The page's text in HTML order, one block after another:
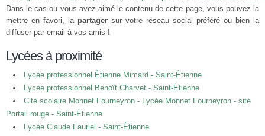
Dans le cas ou vous avez aimé le contenu de cette page, vous pouvez la
mettre en favori, la partager sur votre réseau social préféré ou bien la
diffuser par email à vos amis !
Lycées à proximité
Lycée professionnel Étienne Mimard - Saint-Étienne
Lycée professionnel Benoît Charvet - Saint-Étienne
Cité scolaire Monnet Fourneyron - Lycée Monnet Fourneyron - site
Portail rouge - Saint-Étienne
Lycée Claude Fauriel - Saint-Étienne